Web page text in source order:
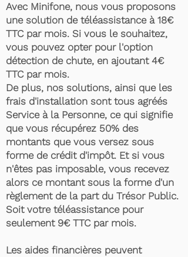
Avec Minifone, nous vous proposons
une solution de téléassistance à 18€
TTC par mois. Si vous le souhaitez,
vous pouvez opter pour l'option
détection de chute, en ajoutant 4€
TTC par mois.
De plus, nos solutions, ainsi que les
frais d'installation sont tous agréés
Service à la Personne, ce qui signifie
que vous récupérez 50% des
montants que vous versez sous
forme de crédit d'impôt. Et si vous
n'êtes pas imposable, vous recevez
alors ce montant sous la forme d'un
règlement de la part du Trésor Public.
Soit votre téléassistance pour
seulement 9€ TTC par mois.
Les aides financières peuvent